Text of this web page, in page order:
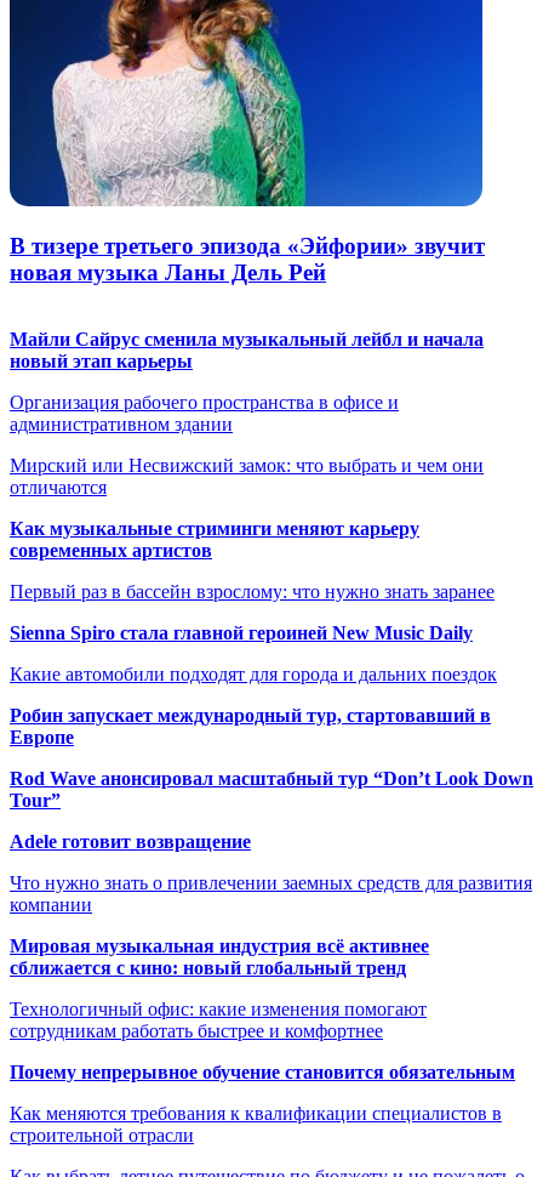
В тизере третьего эпизода «Эйфории» звучит
новая музыка Ланы Дель Рей
Майли Сайрус сменила музыкальный лейбл и начала
новый этап карьеры
Организация рабочего пространства в офисе и
административном здании
Мирский или Несвижский замок: что выбрать и чем они
отличаются
Как музыкальные стриминги меняют карьеру
современных артистов
Первый раз в бассейн взрослому: что нужно знать заранее
Sienna Spiro стала главной героиней New Music Daily
Какие автомобили подходят для города и дальних поездок
Робин запускает международный тур, стартовавший в
Европе
Rod Wave анонсировал масштабный тур “Don’t Look Down
Tour”
Adele готовит возвращение
Что нужно знать о привлечении заемных средств для развития
компании
Мировая музыкальная индустрия всё активнее
сближается с кино: новый глобальный тренд
Технологичный офис: какие изменения помогают
сотрудникам работать быстрее и комфортнее
Почему непрерывное обучение становится обязательным
Как меняются требования к квалификации специалистов в
строительной отрасли